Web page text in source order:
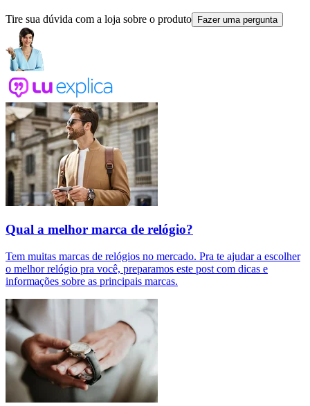
Tire sua dúvida com a loja sobre o produto Fazer uma pergunta
Qual a melhor marca de relógio?
Tem muitas marcas de relógios no mercado. Pra te ajudar a escolher
o melhor relógio pra você, preparamos este post com dicas e
informações sobre as principais marcas.